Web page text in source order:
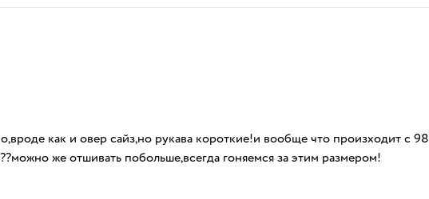
как и овер сайз,но рукава короткие!и вообще что произходит с 98
же отшивать побольше,всегда гоняемся за этим размером!